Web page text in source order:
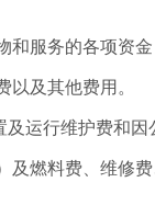
和服务的各项资
及其他费用。
及运行维护费和
燃料费、维修